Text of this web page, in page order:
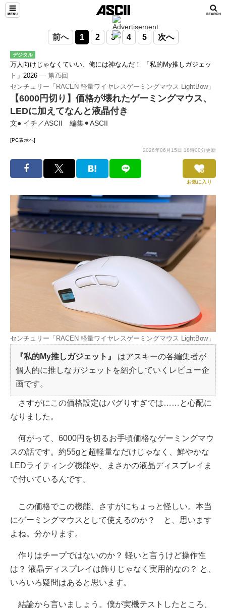
前へ 1 2 3 4 5 次へ
デジタル
万人向けじゃなくていい、俺には神なんだ！ 「私的My推しガジェッ
ト」2026 ― 第75回
センチュリー「RACEN 軽量ワイヤレスゲーミングマウス LightBow」
【6000円切り】価格が壊れたゲーミングマウス、
LEDに加えてなんと液晶付き
文● イチ／ASCII 編集⚫︎ASCII
[PC表示へ]
2026年06月15日 18時00分更新
お気に入り
センチュリー「RACEN 軽量ワイヤレスゲーミングマウス LightBow」
『私的My推しガジェット』
はアスキーの各編集者が
個人的に推しなガジェットを紹介していくレビュー企
画です。
さすがにこの価格設定はバグりすぎでは……と心配に
なりました。
何がって、6000円を切るお手頃価格なゲーミングマウ
スの話です。約55gと超軽量なだけじゃなく、鮮やかな
LEDライティング機能や、まさかの液晶ディスプレイま
で付いているんです。
この価格でこの機能、さすがにちょっと怪しい。本当
にゲーミングマウスとして使えるのか？ と、思います
よね。分かります。
作りはチープではないのか？ 軽いと言うけど操作性
は？ 液晶ディスプレイは飾りじゃなく実用的なの？ と、
いろいろ疑問はあると思います。
結論から言いましょう。僕が実機テストしたところ、